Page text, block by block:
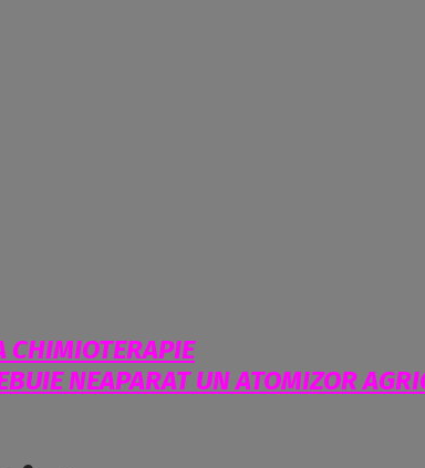
CHIMIOTERAPIE
NEAPARAT UN ATOMIZOR